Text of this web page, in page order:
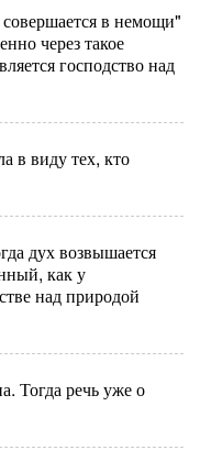
в немощи"
через такое
господство над
в виду тех, кто
дух возвышается
как у
над природой
Тогда речь уже о